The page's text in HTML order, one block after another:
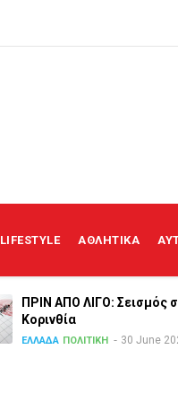
LIFESTYLE ΑΘΛΗΤΙΚΑ
ΠΡΙΝ ΑΠΟ ΛΙΓO: Σεισμός
Κορινθία
ΕΛΛΑΔΑ ΠΟΛΙΤΙΚΗ 30 June